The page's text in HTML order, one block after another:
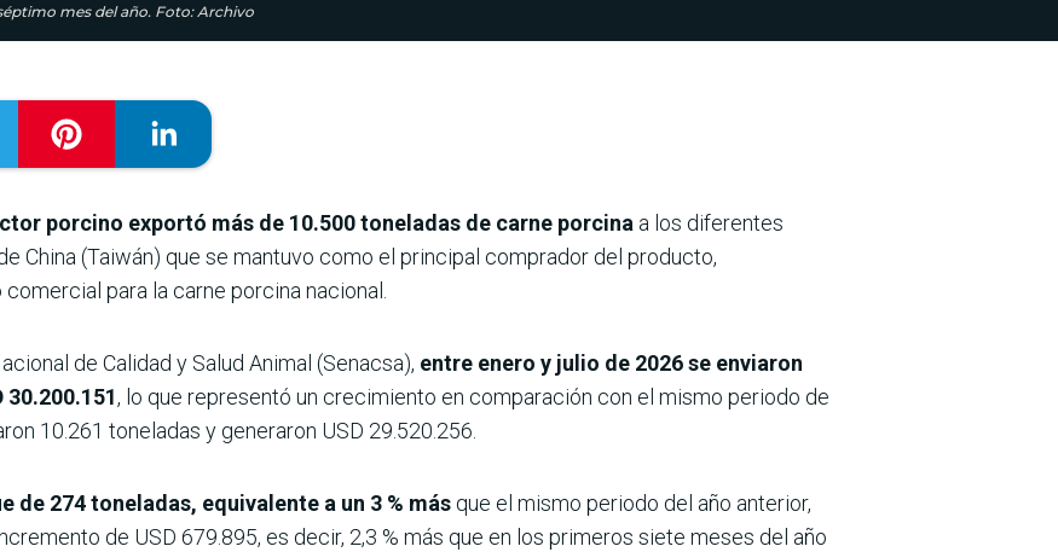
mes del año. Foto: Archivo
porcino exportó más de 10.500 toneladas de carne porcina a los diferentes
China (Taiwán) que se mantuvo como el principal comprador del producto,
para la carne porcina nacional.
de Calidad y Salud Animal (Senacsa), entre enero y julio de 2026 se enviaron
, lo que representó un crecimiento en comparación con el mismo periodo de
10.261 toneladas y generaron USD 29.520.256.
de 274 toneladas, equivalente a un 3 % más que el mismo periodo del año anterior,
de USD 679.895, es decir, 2,3 % más que en los primeros siete meses del año